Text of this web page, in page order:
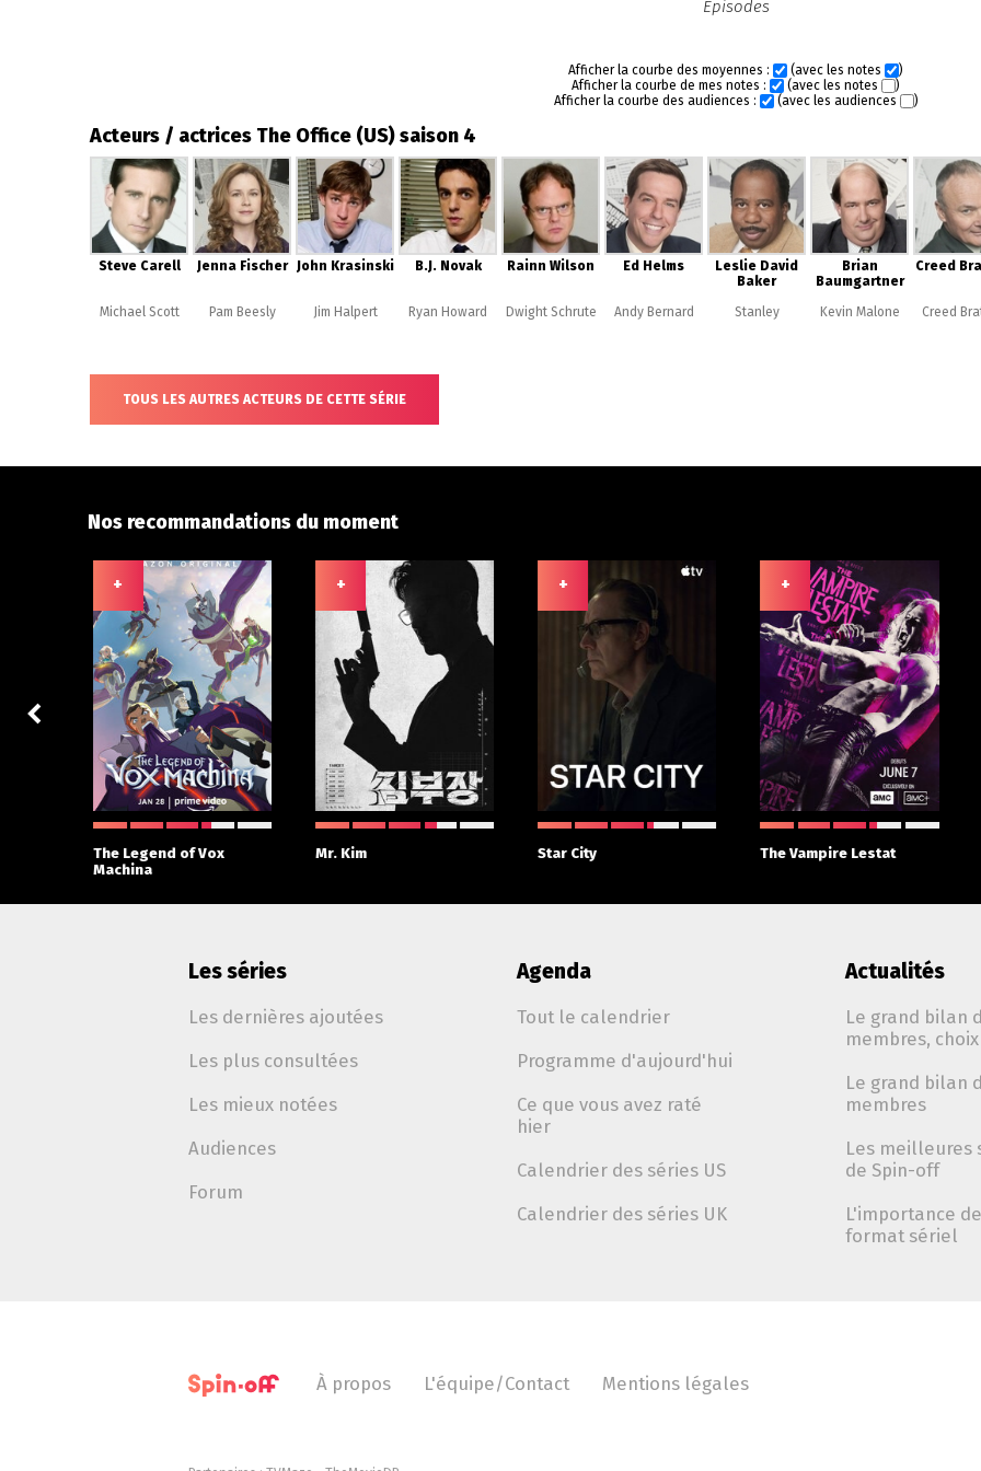
Episodes
Afficher la courbe des moyennes : (avec les notes
)
Afficher la courbe de mes notes :
(avec les notes
)
Afficher la courbe des audiences :
(avec les audiences )
Acteurs / actrices The Office (US) saison 4
Steve Carell
Michael Scott
Jenna Fischer
Pam Beesly
John Krasinski
Jim Halpert
B.J. Novak
Ryan Howard
Rainn Wilson
Dwight Schrute
Ed Helms
Andy Bernard
Leslie David
Baker
Stanley
Brian
Baumgartner
Kevin Malone
Creed
Creed
TOUS LES AUTRES ACTEURS DE CETTE SÉRIE
Nos recommandations du moment
+
The Legend of Vox
Machina
+
Mr. Kim
+
Star City
+
The Vampire Lestat
Les séries
Les dernières ajoutées
Les plus consultées
Les mieux notées
Audiences
Forum
Agenda
Tout le calendrier
Programme d'aujourd'hui
Ce que vous avez raté
hier
Calendrier des séries US
Calendrier des séries UK
Actualités
Le grand bilan
membres,
Le grand bilan
membres
Les meilleures
de Spin-off
L'importance
format sériel
À propos L'équipe/Contact Mentions légales